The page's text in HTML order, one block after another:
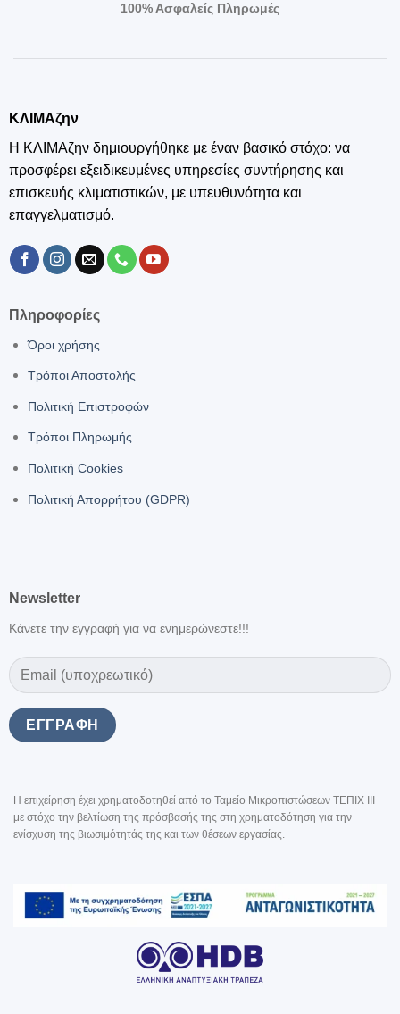
100% Ασφαλείς Πληρωμές
ΚΛΙΜΑζην
Η ΚΛΙΜΑζην δημιουργήθηκε με έναν βασικό στόχο: να
προσφέρει εξειδικευμένες υπηρεσίες συντήρησης και
επισκευής κλιματιστικών, με υπευθυνότητα και
επαγγελματισμό.
Πληροφορίες
Όροι χρήσης
Τρόποι Αποστολής
Πολιτική Επιστροφών
Τρόποι Πληρωμής
Πολιτική Cookies
Πολιτική Απορρήτου (GDPR)
Newsletter
Κάνετε την εγγραφή για να ενημερώνεστε!!!
Η επιχείρηση έχει χρηματοδοτηθεί από το Ταμείο Μικροπιστώσεων ΤΕΠΙΧ III
με στόχο την βελτίωση της πρόσβασής της στη χρηματοδότηση για την
ενίσχυση της βιωσιμότητάς της και των θέσεων εργασίας.